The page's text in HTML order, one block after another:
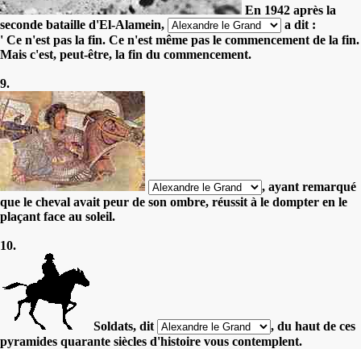
En 1942 après la
seconde bataille d'El-Alamein,
a dit :
' Ce n'est pas la fin. Ce n'est même pas le commencement de la fin.
Mais c'est, peut-être, la fin du commencement.
9.
, ayant remarqué
que le cheval avait peur de son ombre, réussit à le dompter en le
plaçant face au soleil.
10.
Soldats, dit
, du haut de ces
pyramides quarante siècles d'histoire vous contemplent.